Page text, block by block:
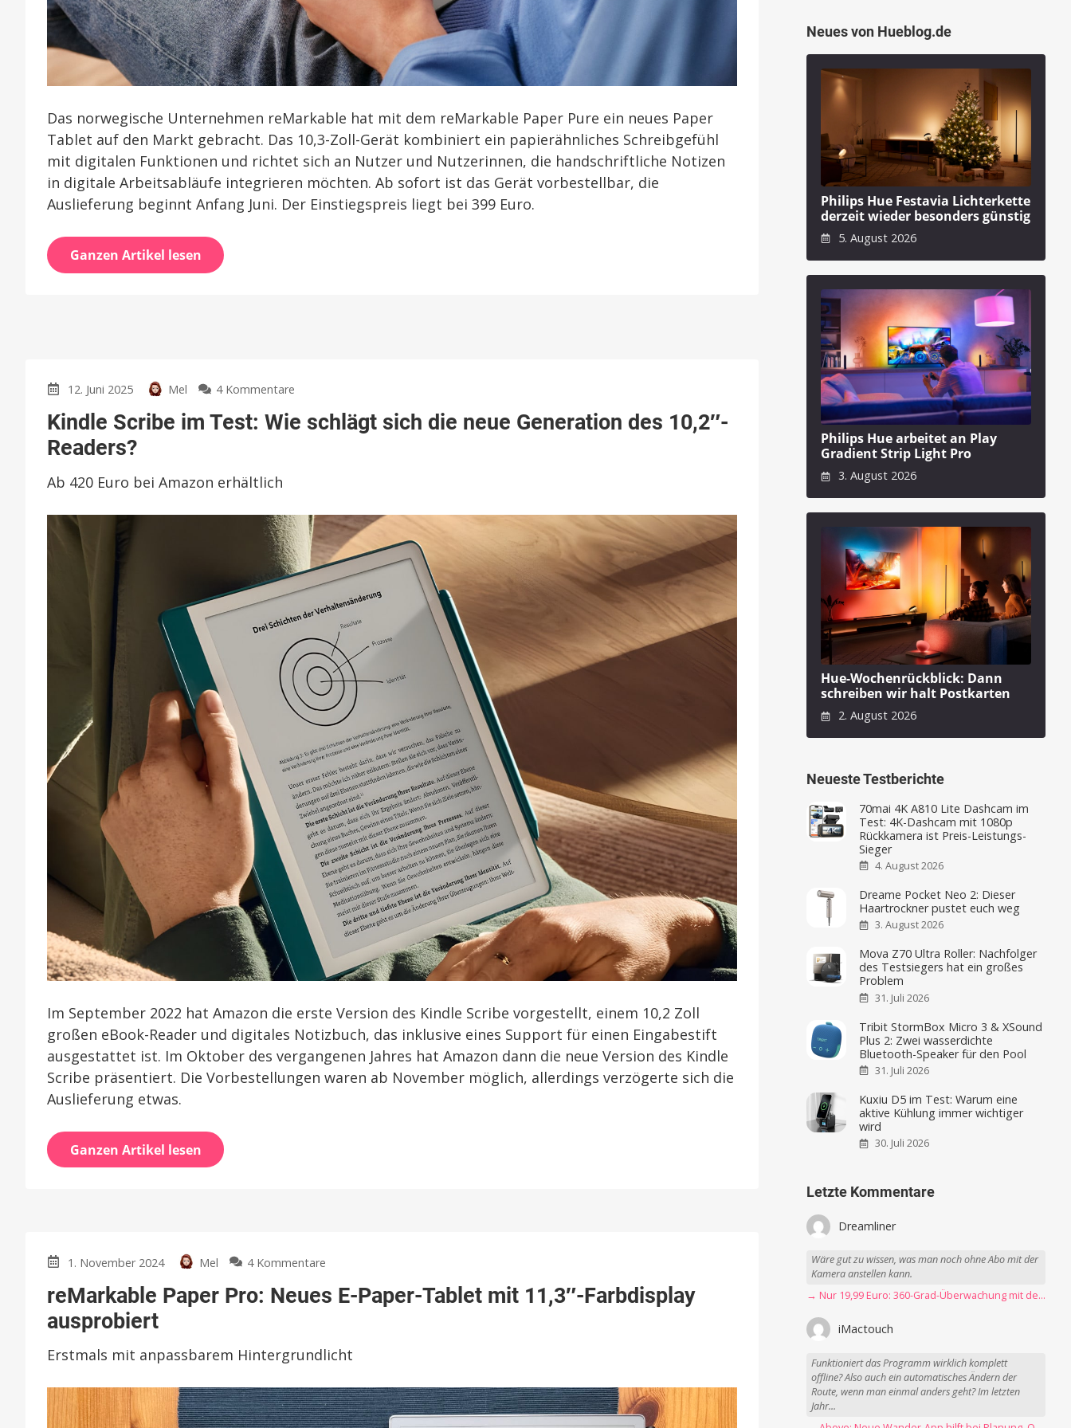
Das norwegische Unternehmen reMarkable hat mit dem reMarkable Paper Pure ein neues Paper
Tablet auf den Markt gebracht. Das 10,3-Zoll-Gerät kombiniert ein papierähnliches Schreibgefühl
mit digitalen Funktionen und richtet sich an Nutzer und Nutzerinnen, die handschriftliche Notizen
in digitale Arbeitsabläufe integrieren möchten. Ab sofort ist das Gerät vorbestellbar, die
Auslieferung beginnt Anfang Juni. Der Einstiegspreis liegt bei 399 Euro.
Ganzen Artikel lesen
12. Juni 2025 Mel 4 Kommentare
Scribe
die
neue
Generation
des
10,2″-
Readers?
Kindle Scribe im Test: Wie schlägt sich die neue Generation des 10,2″-
Readers?
Ab 420 Euro bei Amazon erhältlich
Im September 2022 hat Amazon die erste Version des Kindle Scribe vorgestellt, einem 10,2 Zoll
großen eBook-Reader und digitales Notizbuch, das inklusive eines Support für einen Eingabestift
ausgestattet ist. Im Oktober des vergangenen Jahres hat Amazon dann die neue Version des Kindle
Scribe präsentiert. Die Vorbestellungen waren ab November möglich, allerdings verzögerte sich die
Auslieferung etwas.
Ganzen Artikel lesen
1. November 2024 Mel 4 Kommentare
Paper
Paper-
mit
11,3″-
reMarkable Paper Pro: Neues E-Paper-Tablet mit 11,3″-Farbdisplay
ausprobiert
Erstmals mit anpassbarem Hintergrundlicht
Neues von Hueblog.de
Philips Hue Festavia Lichterkette
derzeit wieder besonders günstig
5. August 2026
Philips Hue arbeitet an Play
Gradient Strip Light Pro
3. August 2026
Hue-Wochenrückblick: Dann
schreiben wir halt Postkarten
2. August 2026
Neueste Testberichte
70mai 4K A810 Lite Dashcam im
Test: 4K-Dashcam mit 1080p
Rückkamera ist Preis-Leistungs-
Sieger
4. August 2026
Dreame Pocket Neo 2: Dieser
Haartrockner pustet euch weg
3. August 2026
Mova Z70 Ultra Roller: Nachfolger
des Testsiegers hat ein großes
Problem
31. Juli 2026
Tribit StormBox Micro 3 & XSound
Plus 2: Zwei wasserdichte
Bluetooth-Speaker für den Pool
31. Juli 2026
Kuxiu D5 im Test: Warum eine
aktive Kühlung immer wichtiger
wird
30. Juli 2026
Letzte Kommentare
Dreamliner
Wäre gut zu wissen, was man noch ohne Abo mit der
Kamera anstellen kann.
→ Nur 19,99 Euro: 360-Grad-Überwachung mit der Blink Mini Pan-Tilt Kamera
iMactouch
Funktioniert das Programm wirklich komplett
offline? Also auch ein automatisches Ändern der
Route, wenn man einmal anders geht? Im letzten
Jahr...